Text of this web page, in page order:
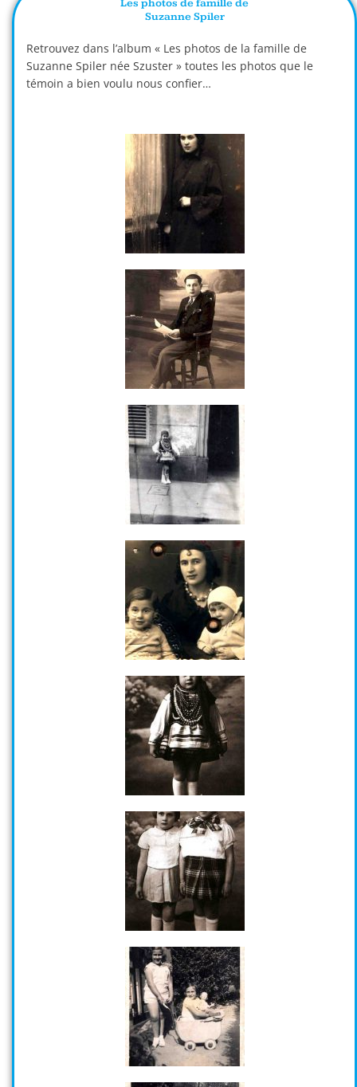
Les photos de famille de
Suzanne Spiler
Retrouvez dans l’album « Les photos de la famille de
Suzanne Spiler née Szuster » toutes les photos que le
témoin a bien voulu nous confier…